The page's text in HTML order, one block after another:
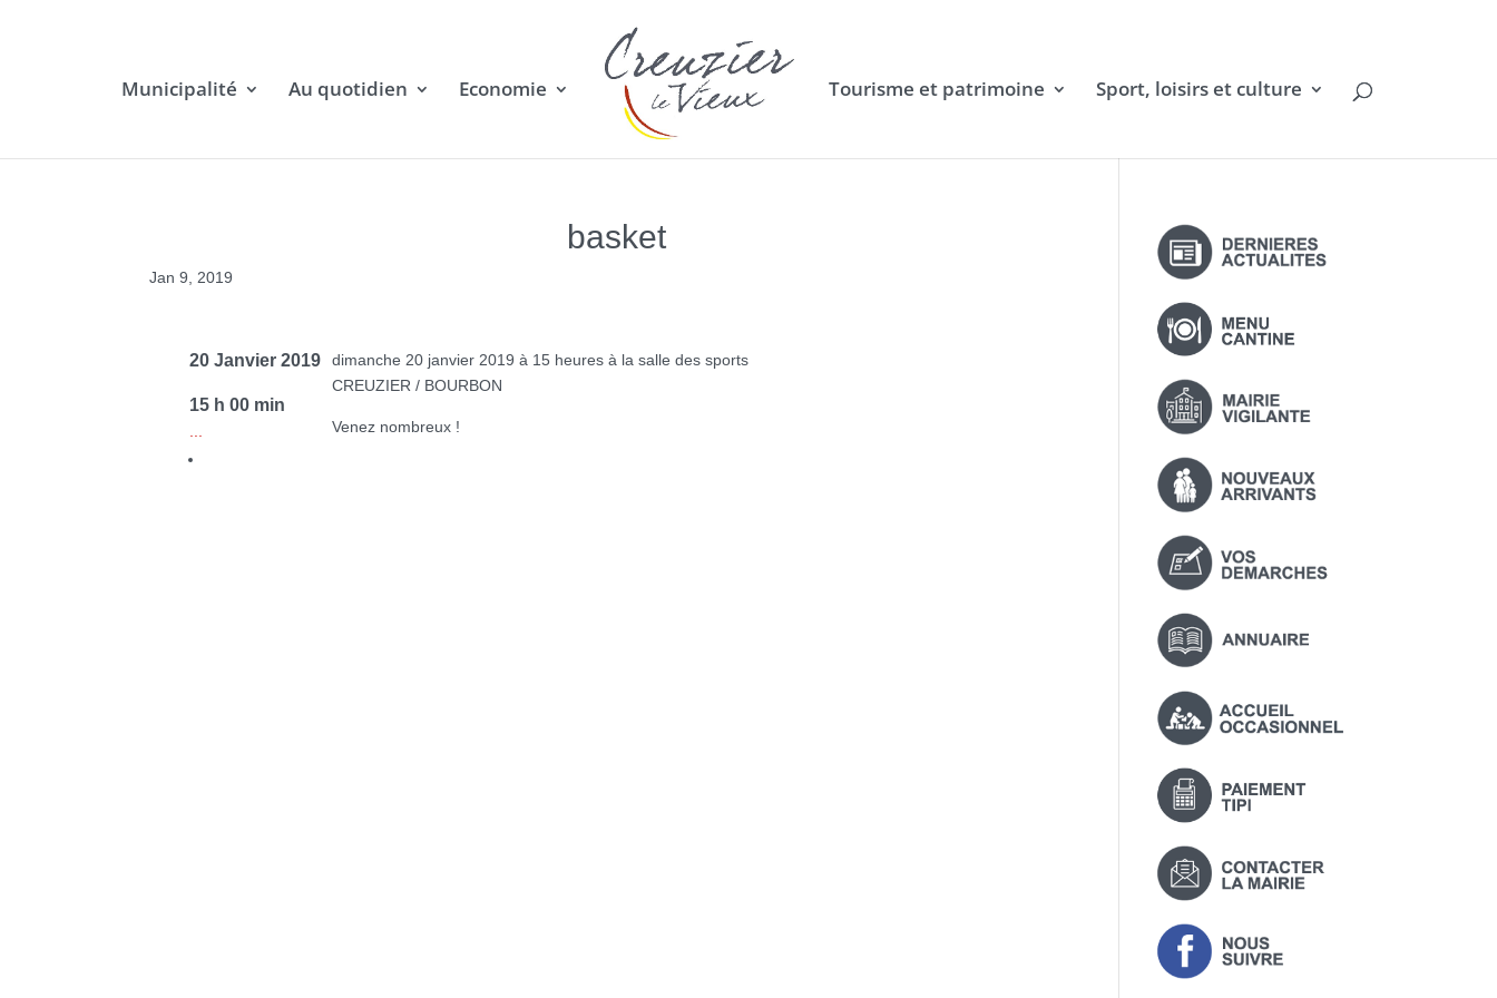
Municipalité Au quotidien Economie Tourisme et patrimoine Sport, loisirs et culture
basket
Jan 9, 2019
20 Janvier 2019
15 h 00 min
dimanche 20 janvier 2019 à 15 heures à la salle des sports
CREUZIER / BOURBON
Venez nombreux !